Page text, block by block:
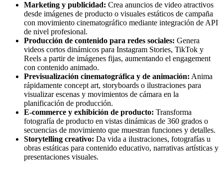
Marketing y publicidad: Crea anuncios de video atractivos
desde imágenes de producto o visuales estáticos de campaña
con movimiento cinematográfico mediante integración de API
de nivel profesional.
Producción de contenido para redes sociales: Genera
videos cortos dinámicos para Instagram Stories, TikTok y
Reels a partir de imágenes fijas, aumentando el engagement
con contenido animado.
Previsualización cinematográfica y de animación: Anima
rápidamente concept art, storyboards o ilustraciones para
visualizar escenas y movimientos de cámara en la
planificación de producción.
E-commerce y exhibición de producto: Transforma
fotografía de producto en vistas dinámicas de 360 grados o
secuencias de movimiento que muestran funciones y detalles.
Storytelling creativo: Da vida a ilustraciones, fotografías u
obras estáticas para contenido educativo, narrativas artísticas y
presentaciones visuales.